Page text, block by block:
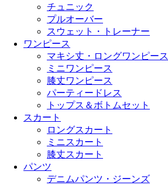
チュニック
プルオーバー
スウェット・トレーナー
ワンピース
マキシ丈・ロングワンピース
ミニワンピース
膝丈ワンピース
パーティードレス
トップス＆ボトムセット
スカート
ロングスカート
ミニスカート
膝丈スカート
パンツ
デニムパンツ・ジーンズ